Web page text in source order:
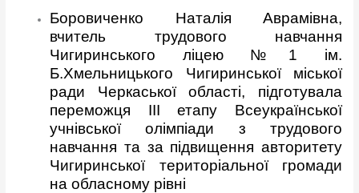
Боровиченко Наталія Аврамівна,
вчитель трудового навчання
Чигиринського ліцею №1 ім.
Б.Хмельницького Чигиринської міської
ради Черкаської області, підготувала
переможця ІІІ етапу Всеукраїнської
учнівської олімпіади з трудового
навчання та за підвищення авторитету
Чигиринської територіальної громади
на обласному рівні